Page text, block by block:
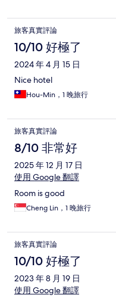
旅客真實評論
10/10 好極了
2024 年 4 月 15 日
Nice hotel
Hou-Min，1 晚旅行
旅客真實評論
8/10 非常好
2025 年 12 月 17 日
使用 Google 翻譯
Room is good
Cheng Lin，1 晚旅行
旅客真實評論
10/10 好極了
2023 年 8 月 19 日
使用 Google 翻譯